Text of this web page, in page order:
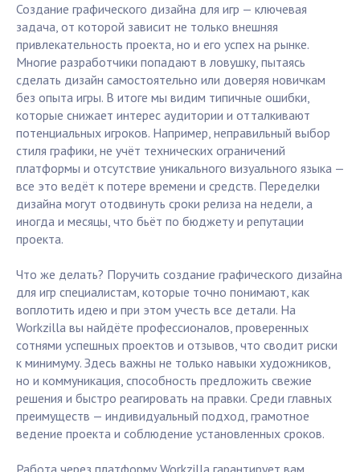
Создание графического дизайна для игр — ключевая
задача, от которой зависит не только внешняя
привлекательность проекта, но и его успех на рынке.
Многие разработчики попадают в ловушку, пытаясь
сделать дизайн самостоятельно или доверяя новичкам
без опыта игры. В итоге мы видим типичные ошибки,
которые снижает интерес аудитории и отталкивают
потенциальных игроков. Например, неправильный выбор
стиля графики, не учёт технических ограничений
платформы и отсутствие уникального визуального языка —
все это ведёт к потере времени и средств. Переделки
дизайна могут отодвинуть сроки релиза на недели, а
иногда и месяцы, что бьёт по бюджету и репутации
проекта.
Что же делать? Поручить создание графического дизайна
для игр специалистам, которые точно понимают, как
воплотить идею и при этом учесть все детали. На
Workzilla вы найдёте профессионалов, проверенных
сотнями успешных проектов и отзывов, что сводит риски
к минимуму. Здесь важны не только навыки художников,
но и коммуникация, способность предложить свежие
решения и быстро реагировать на правки. Среди главных
преимуществ — индивидуальный подход, грамотное
ведение проекта и соблюдение установленных сроков.